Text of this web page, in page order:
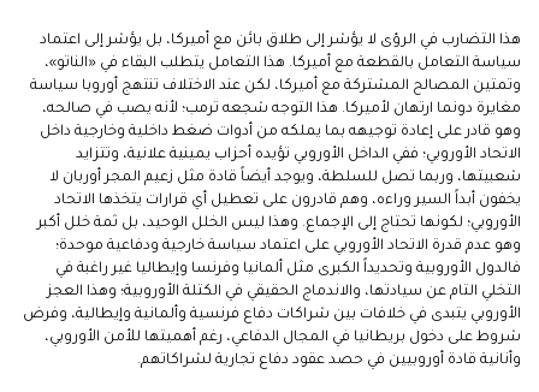
هذا التضارب في الرؤى لا يؤشر إلى طلاق بائن مع أميركا، بل يؤشر إلى اعتماد
سياسة التعامل بالقطعة مع أميركا. هذا التعامل يتطلب البقاء في «الناتو»،
وتمتين المصالح المشتركة مع أميركا، لكن عند الاختلاف تنتهج أوروبا سياسة
مغايرة دونما ارتهان لأميركا. هذا التوجه شجعه ترمب؛ لأنه يصب في صالحه،
وهو قادر على إعادة توجيهه بما يملكه من أدوات ضغط داخلية وخارجية داخل
الاتحاد الأوروبي؛ ففي الداخل الأوروبي تؤيده أحزاب يمينية علانية، وتتزايد
شعبيتها، وربما تصل للسلطة، ويوجد أيضاً قادة مثل زعيم المجر أوربان لا
يخفون أبداً السير وراءه، وهم قادرون على تعطيل أي قرارات يتخذها الاتحاد
الأوروبي؛ لكونها تحتاج إلى الإجماع. وهذا ليس الخلل الوحيد، بل ثمة خلل أكبر
وهو عدم قدرة الاتحاد الأوروبي على اعتماد سياسة خارجية ودفاعية موحدة؛
فالدول الأوروبية وتحديداً الكبرى مثل ألمانيا وفرنسا وإيطاليا غير راغبة في
التخلي التام عن سيادتها، والاندماج الحقيقي في الكتلة الأوروبية؛ وهذا العجز
الأوروبي يتبدى في خلافات بين شراكات دفاع فرنسية وألمانية وإيطالية، وفرض
شروط على دخول بريطانيا في المجال الدفاعي، رغم أهميتها للأمن الأوروبي،
وأنانية قادة أوروبيين في حصد عقود دفاع تجارية لشراكاتهم.